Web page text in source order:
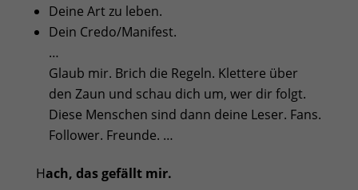
Deine Art zu leben.
Dein Credo/Manifest.
…
Glaub mir. Brich die Regeln. Klettere über
den Zaun und schau dich um, wer dir folgt.
Diese Menschen sind dann deine Leser. Fans.
Follower. Freunde. …
Hach, das gefällt mir.